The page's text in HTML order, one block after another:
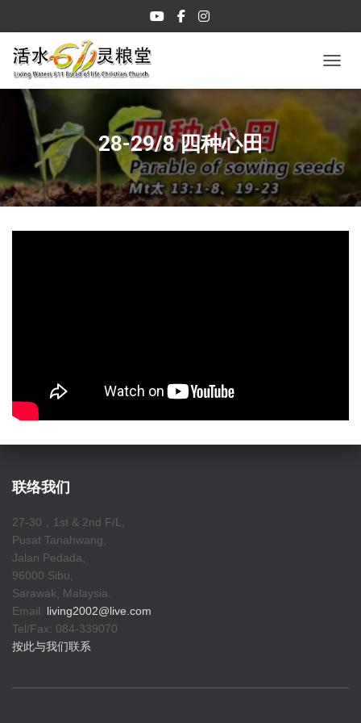
28-29/8 四种心田
联络我们
27-30，1st & 2nd F/L,
Pusat Tanahwang,
Jalan Pedada,
96000 Sibu,
Sarawak, Malaysia.
Email: living2002@live.com
Tel/Fax: 084-339070
按此与我们联系